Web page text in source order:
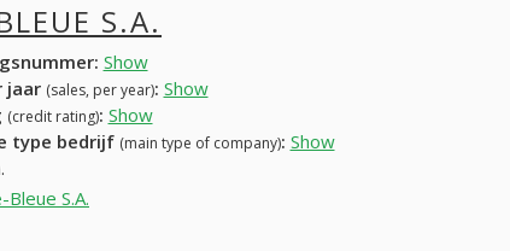
S.A.
Show
jaar (sales, per year): Show
(credit rating): Show
type bedrijf (main type of company): Show
S.A.